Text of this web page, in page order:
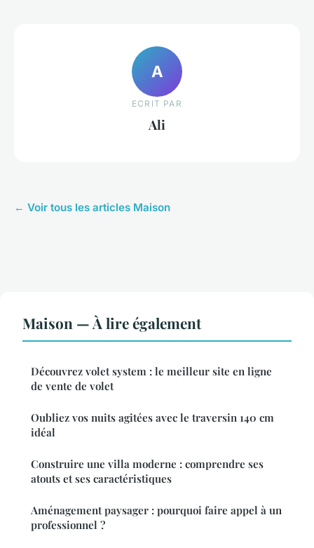
A
ECRIT PAR
Ali
← Voir tous les articles Maison
Maison — À lire également
Découvrez volet system : le meilleur site en ligne
de vente de volet
Oubliez vos nuits agitées avec le traversin 140 cm
idéal
Construire une villa moderne : comprendre ses
atouts et ses caractéristiques
Aménagement paysager : pourquoi faire appel à un
professionnel ?